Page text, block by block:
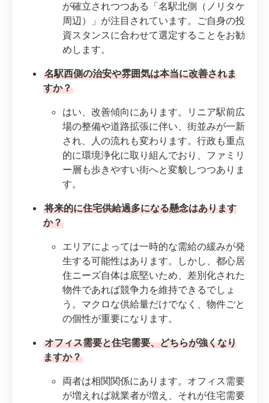
が確立されつつある「名駅北側（ノリタケ
周辺）」が注目されています。ご自身の投
資スタンスに合わせて選定することをお勧
めします。
名駅西側の治安や雰囲気は本当に改善されま
すか？
はい、改善傾向にあります。リニア駅前広
場の整備や道路拡張に伴い、街並みが一新
され、人の流れも変わります。行政も重点
的に環境浄化に取り組んでおり、ファミリ
ー層も歩きやすい街へと変貌しつつありま
す。
将来的に住宅供給過多になる懸念はあります
か？
エリアによっては一時的な需給の緩みが発
生する可能性はあります。しかし、都心居
住ニーズ自体は底堅いため、差別化された
物件であれば競争力を維持できるでしょ
う。マクロな供給量だけでなく、物件ごと
の個性が重要になります。
オフィス需要と住宅需要、どちらが強くなり
ますか？
両者は相関関係にあります。オフィス需要
が増えれば就業者が増え、それが住宅需要